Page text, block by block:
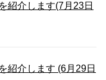
紹介します(7月23日
紹介します (6月29日